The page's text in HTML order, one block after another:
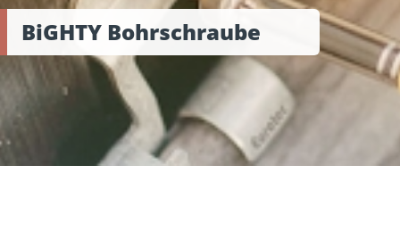
BiGHTY Bohrschraube